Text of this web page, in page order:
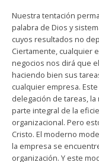
Nuestra tentación
palabra de Dios y
cuyos resultados no
Ciertamente, cualquier
negocios nos dirá que
haciendo bien sus
cualquier empresa.
delegación de tareas,
parte integral de la
organizacional. Pero
Cristo. El moderno
la empresa se
organización. Y este